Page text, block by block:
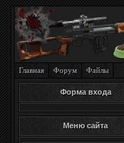
Главная Форум Файлы
Форма входа
Меню сайта